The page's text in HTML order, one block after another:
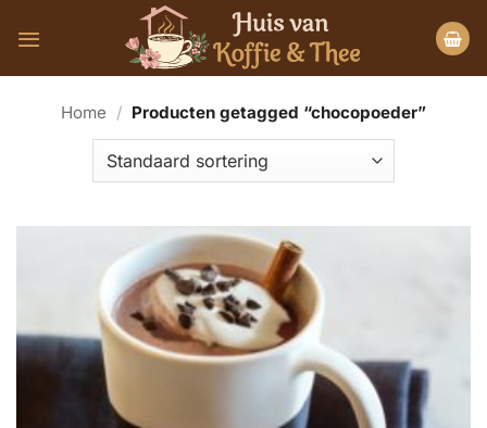
naar
Home / Producten getagged “chocopoeder”